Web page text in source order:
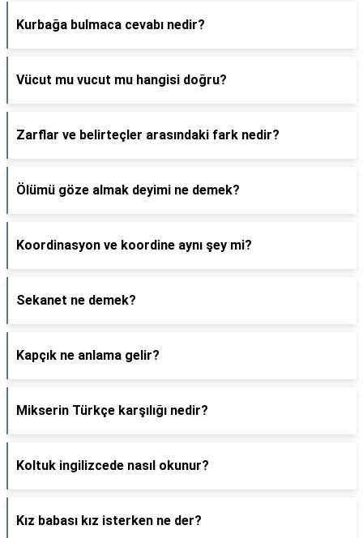
Kurbağa bulmaca cevabı nedir?
Vücut mu vucut mu hangisi doğru?
Zarflar ve belirteçler arasındaki fark nedir?
Ölümü göze almak deyimi ne demek?
Koordinasyon ve koordine aynı şey mi?
Sekanet ne demek?
Kapçık ne anlama gelir?
Mikserin Türkçe karşılığı nedir?
Koltuk ingilizcede nasıl okunur?
Kız babası kız isterken ne der?